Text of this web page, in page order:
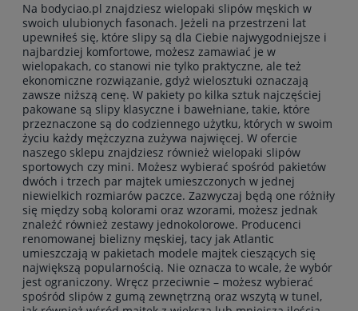
Na bodyciao.pl znajdziesz wielopaki slipów męskich w
swoich ulubionych fasonach. Jeżeli na przestrzeni lat
upewniłeś się, które slipy są dla Ciebie najwygodniejsze i
najbardziej komfortowe, możesz zamawiać je w
wielopakach, co stanowi nie tylko praktyczne, ale też
ekonomiczne rozwiązanie, gdyż wielosztuki oznaczają
zawsze niższą cenę. W pakiety po kilka sztuk najczęściej
pakowane są slipy klasyczne i bawełniane, takie, które
przeznaczone są do codziennego użytku, których w swoim
życiu każdy mężczyzna zużywa najwięcej. W ofercie
naszego sklepu znajdziesz również wielopaki slipów
sportowych czy mini. Możesz wybierać spośród pakietów
dwóch i trzech par majtek umieszczonych w jednej
niewielkich rozmiarów paczce. Zazwyczaj będą one różniły
się między sobą kolorami oraz wzorami, możesz jednak
znaleźć również zestawy jednokolorowe. Producenci
renomowanej bielizny męskiej, tacy jak Atlantic
umieszczają w pakietach modele majtek cieszących się
największą popularnością. Nie oznacza to wcale, że wybór
jest ograniczony. Wręcz przeciwnie – możesz wybierać
spośród slipów z gumą zewnętrzną oraz wszytą w tunel,